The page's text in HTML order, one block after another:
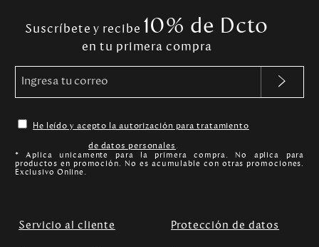
Suscríbete y recibe 10% de Dcto
en tu primera compra
He leído y acepto la autorización para tratamiento
de datos personales.
* Aplica unicamente para la primera compra. No aplica para
productos en promoción. No es acumulable con otras promociones.
Exclusivo Online.
Servicio al cliente Protección de datos